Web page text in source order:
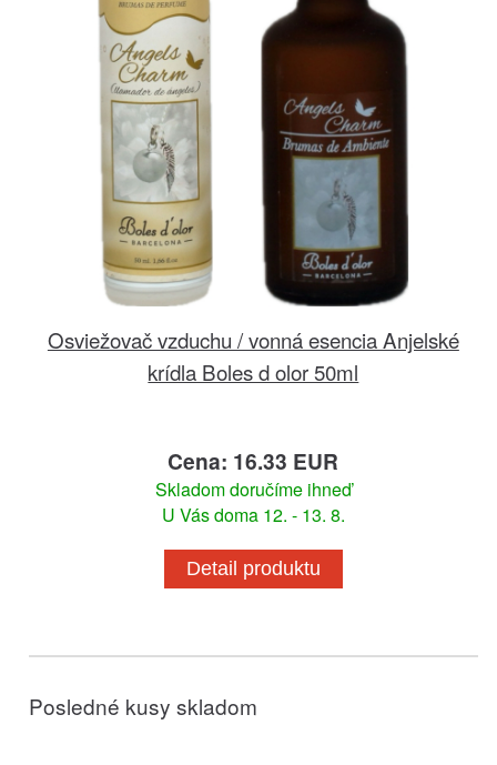
Osviežovač vzduchu / vonná esencia Anjelské
krídla Boles d olor 50ml
Cena: 16.33 EUR
Skladom doručíme ihneď
U Vás doma 12. - 13. 8.
Detail produktu
Posledné kusy skladom